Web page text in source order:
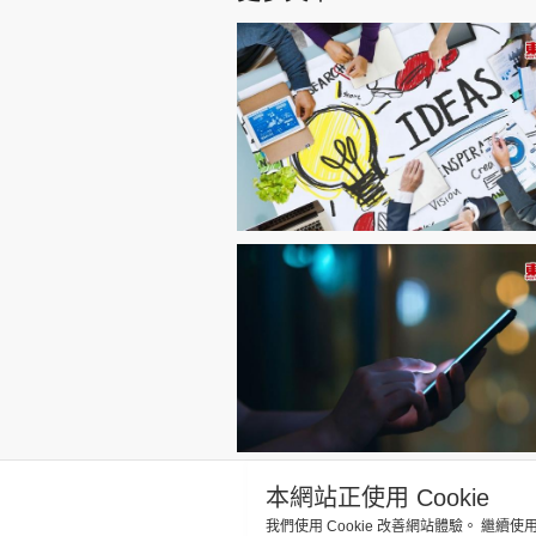
本網站正使用 Cookie
我們使用 Cookie 改善網站體驗。 繼續使